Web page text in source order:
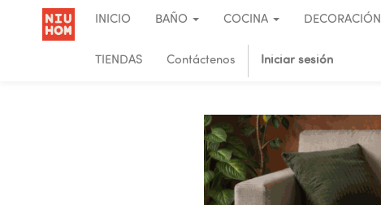
INICIO BAÑO COCINA DECORACIÓN
TIENDAS Contáctenos Iniciar sesión